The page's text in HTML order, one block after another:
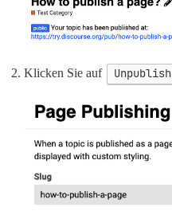
Klicken Sie auf Unpublish